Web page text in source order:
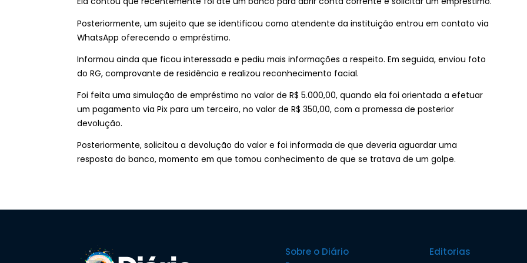
Posteriormente, um sujeito que se identificou como atendente da instituição entrou em contato via
WhatsApp oferecendo o empréstimo.
Informou ainda que ficou interessada e pediu mais informações a respeito. Em seguida, enviou foto
do RG, comprovante de residência e realizou reconhecimento facial.
Foi feita uma simulação de empréstimo no valor de R$ 5.000,00, quando ela foi orientada a efetuar
um pagamento via Pix para um terceiro, no valor de R$ 350,00, com a promessa de posterior
devolução.
Posteriormente, solicitou a devolução do valor e foi informada de que deveria aguardar uma
resposta do banco, momento em que tomou conhecimento de que se tratava de um golpe.
Sobre o Diário
Editorias